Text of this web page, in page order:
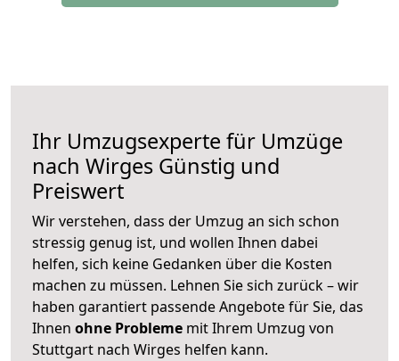
Ihr Umzugsexperte für Umzüge
nach Wirges Günstig und
Preiswert
Wir verstehen, dass der Umzug an sich schon
stressig genug ist, und wollen Ihnen dabei
helfen, sich keine Gedanken über die Kosten
machen zu müssen. Lehnen Sie sich zurück – wir
haben garantiert passende Angebote für Sie, das
Ihnen ohne Probleme mit Ihrem Umzug von
Stuttgart nach Wirges helfen kann.